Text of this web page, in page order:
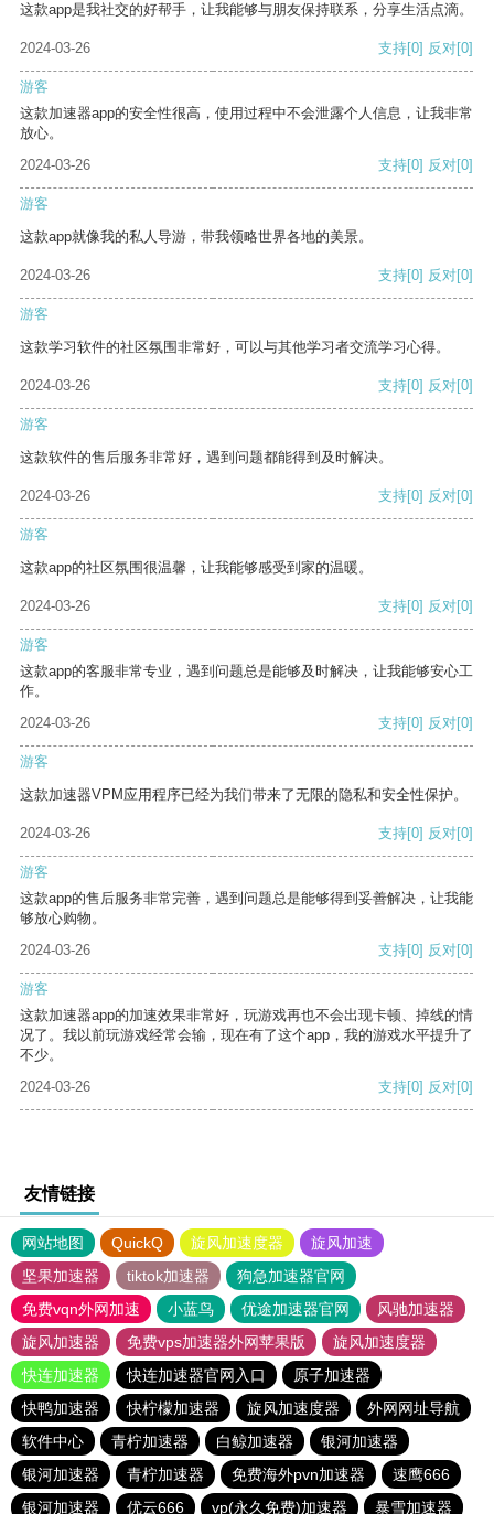
这款app是我社交的好帮手，让我能够与朋友保持联系，分享生活点滴。
2024-03-26 支持[0] 反对[0]
游客
这款加速器app的安全性很高，使用过程中不会泄露个人信息，让我非常
放心。
2024-03-26
支持[0] 反对[0]
游客
这款app就像我的私人导游，带我领略世界各地的美景。
2024-03-26 支持[0] 反对[0]
游客
这款学习软件的社区氛围非常好，可以与其他学习者交流学习心得。
2024-03-26 支持[0] 反对[0]
游客
这款软件的售后服务非常好，遇到问题都能得到及时解决。
2024-03-26 支持[0] 反对[0]
游客
这款app的社区氛围很温馨，让我能够感受到家的温暖。
2024-03-26 支持[0] 反对[0]
游客
这款app的客服非常专业，遇到问题总是能够及时解决，让我能够安心工
作。
2024-03-26
支持[0] 反对[0]
游客
这款加速器VPM应用程序已经为我们带来了无限的隐私和安全性保护。
2024-03-26 支持[0] 反对[0]
游客
这款app的售后服务非常完善，遇到问题总是能够得到妥善解决，让我能
够放心购物。
2024-03-26
支持[0] 反对[0]
游客
这款加速器app的加速效果非常好，玩游戏再也不会出现卡顿、掉线的情
况了。我以前玩游戏经常会输，现在有了这个app，我的游戏水平提升了
不少。
2024-03-26
支持[0] 反对[0]
友情链接
网站地图 QuickQ 旋风加速度器
旋风加速
坚果加速器
tiktok加速器
狗急加速器官网
免费vqn外网加速
小蓝鸟 优途加速器官网
风驰加速器
旋风加速器
免费vps加速器外网苹果版
旋风加速度器
快连加速器
快连加速器官网入口
原子加速器
快鸭加速器
快柠檬加速器 旋风加速度器
外网网址导航
软件中心
青柠加速器 白鲸加速器
银河加速器
银河加速器
青柠加速器 免费海外pvn加速器
速鹰666
银河加速器
优云666 vp(永久免费)加速器 暴雪加速器